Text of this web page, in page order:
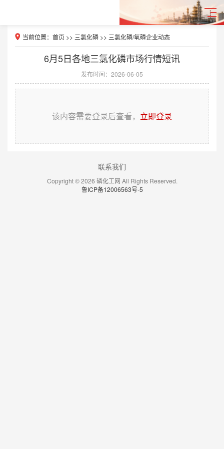
当前位置： 首页 >> 三氯化磷 >> 三氯化磷/氧磷企业动态
6月5日各地三氯化磷市场行情短讯
发布时间：2026-06-05
该内容需要登录后查看， 立即登录
联系我们
Copyright © 2026 磷化工网 All Rights Reserved.
鲁ICP备12006563号-5